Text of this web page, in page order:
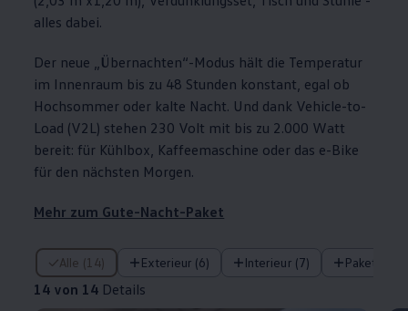
alles dabei.
Der neue „Übernachten“-Modus hält die Temperatur
im Innenraum bis zu 48 Stunden konstant, egal ob
Hochsommer oder kalte Nacht. Und dank Vehicle-to-
Load (V2L) stehen 230 Volt mit bis zu 2.000 Watt
bereit: für Kühlbox, Kaffeemaschine oder das e-Bike
für den nächsten Morgen.
Mehr zum Gute-Nacht-Paket
Alle (14) Exterieur (6) Interieur (7) Pakete (1)
14 von 14 Details
14 von 14 Details